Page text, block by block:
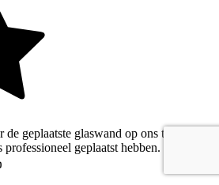
geplaatste glaswand op ons terras.
geplaatst hebben. Doen